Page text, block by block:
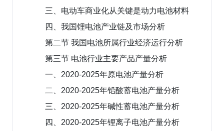
三、电动车商业化从关键是动力电池材料
四、我国锂电池产业链及市场分析
第二节 我国电池所属行业经济运行分析
第三节 电池行业主要产品产量分析
一、2020-2025年原电池产量分析
二、2020-2025年铅酸蓄电池产量分析
三、2020-2025年碱性蓄电池产量分析
四、2020-2025年锂离子电池产量分析